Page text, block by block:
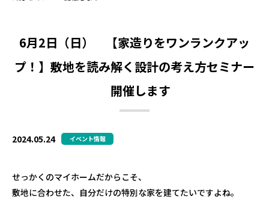
6月2日（日） 【家造りをワンランクアッ
プ！】敷地を読み解く設計の考え方セミナー
開催します
2024.05.24 イベント情報
せっかくのマイホームだからこそ、
敷地に合わせた、自分だけの特別な家を建てたいですよね。